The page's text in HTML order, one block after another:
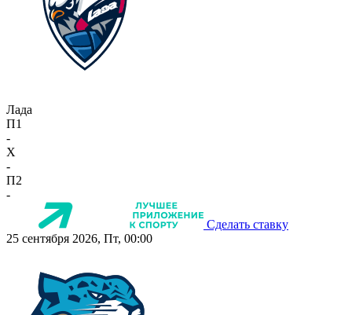
Лада
П1
-
X
-
П2
-
Сделать ставку
25 сентября 2026, Пт, 00:00